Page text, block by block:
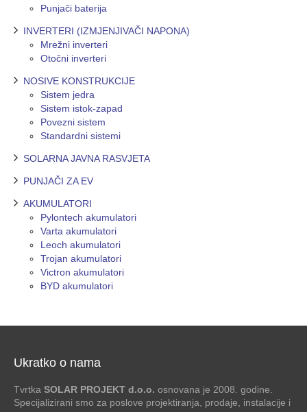
Punjači baterija
INVERTERI (IZMJENJIVAČI NAPONA)
Mrežni inverteri
Otočni inverteri
NOSIVE KONSTRUKCIJE
Sistem jedra
Sistem istok-zapad
Povezni sistem
Standardni sistemi
SOLARNA JAVNA RASVJETA
PUNJAČI ZA EV
AKUMULATORI
Pylontech akumulatori
Varta akumulatori
Leoch akumulatori
Trojan akumulatori
Victron akumulatori
BYD akumulatori
Ukratko o nama
Tvrtka SOLAR PROJEKT d.o.o. osnovana je 2008. godine.
Specijalizirani smo za poslove projektiranja, prodaje, instalacije i